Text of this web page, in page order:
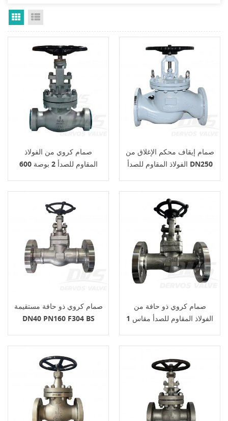
Grid View
صمام كروي من الفولاذ
المقاوم للصدأ 2 بوصة 600
صمام إيقاف محكم الإغلاق من
الفولاذ المقاوم للصدأ DN250
صمام كروي ذو حافة مستقيمة
DN40 PN160 F304 BS
صمام كروي ذو حافة من
الفولاذ المقاوم للصدأ مقاس 1